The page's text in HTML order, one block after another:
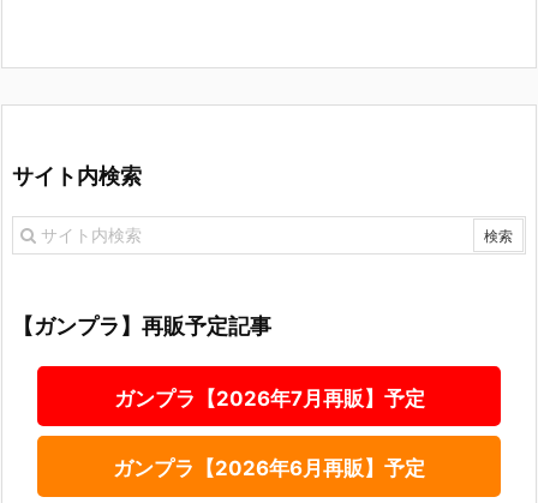
サイト内検索
【ガンプラ】再販予定記事
ガンプラ【2026年7月再販】予定
ガンプラ【2026年6月再販】予定